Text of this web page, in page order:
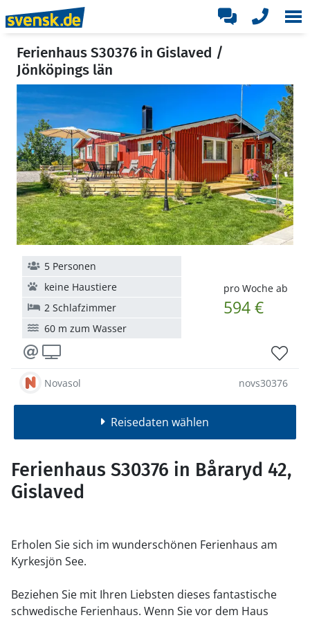
Ferienhaus S30376 in Gislaved /
Jönköpings län
pro Woche ab
594 €
5 Personen
keine Haustiere
2 Schlafzimmer
60 m zum Wasser
Novasol novs30376
Reisedaten wählen
Ferienhaus S30376 in Båraryd 42,
Gislaved
Erholen Sie sich im wunderschönen Ferienhaus am
Kyrkesjön See.
Beziehen Sie mit Ihren Liebsten dieses fantastische
schwedische Ferienhaus. Wenn Sie vor dem Haus